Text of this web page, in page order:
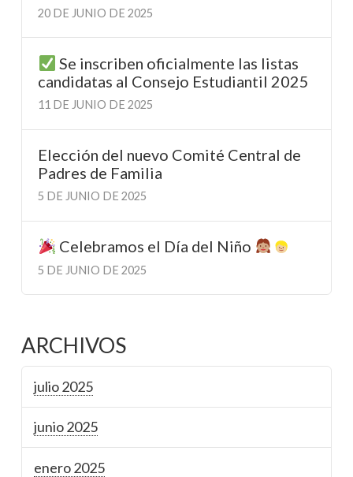
20 DE JUNIO DE 2025
Se inscriben oficialmente las listas
candidatas al Consejo Estudiantil 2025
11 DE JUNIO DE 2025
Elección del nuevo Comité Central de
Padres de Familia
5 DE JUNIO DE 2025
Celebramos el Día del Niño
5 DE JUNIO DE 2025
ARCHIVOS
julio 2025
junio 2025
enero 2025